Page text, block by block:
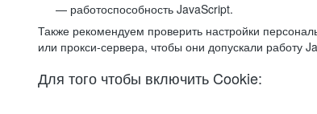
работоспособность JavaScript.
Также рекомендуем проверить настройки
или прокси-сервера, чтобы они допускали работу
Для того чтобы включить Cookie: